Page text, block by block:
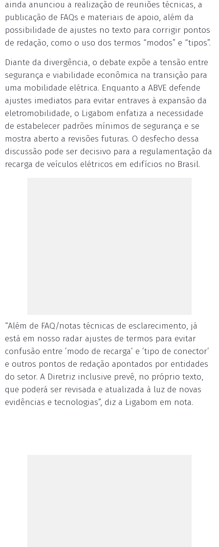
ainda anunciou a realização de reuniões técnicas, a
publicação de FAQs e materiais de apoio, além da
possibilidade de ajustes no texto para corrigir pontos
de redação, como o uso dos termos “modos” e “tipos”.
Diante da divergência, o debate expõe a tensão entre
segurança e viabilidade econômica na transição para
uma mobilidade elétrica. Enquanto a ABVE defende
ajustes imediatos para evitar entraves à expansão da
eletromobilidade, o Ligabom enfatiza a necessidade
de estabelecer padrões mínimos de segurança e se
mostra aberto a revisões futuras. O desfecho dessa
discussão pode ser decisivo para a regulamentação da
recarga de veículos elétricos em edifícios no Brasil.
“Além de FAQ/notas técnicas de esclarecimento, já
está em nosso radar ajustes de termos para evitar
confusão entre ’modo de recarga’ e ’tipo de conector’
e outros pontos de redação apontados por entidades
do setor. A Diretriz inclusive prevê, no próprio texto,
que poderá ser revisada e atualizada à luz de novas
evidências e tecnologias”, diz a Ligabom em nota.